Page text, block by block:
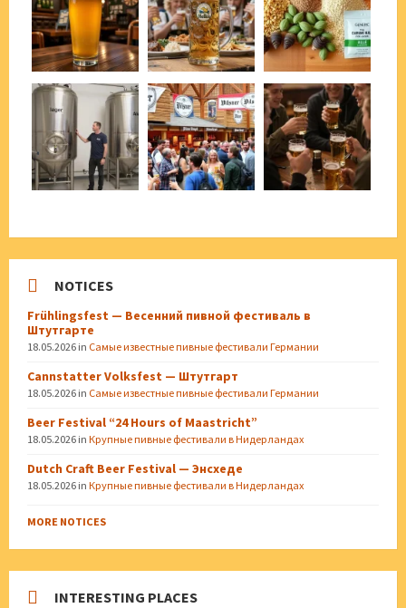
NOTICES
Frühlingsfest — Весенний пивной фестиваль в
Штутгарте
18.05.2026 in Самые известные пивные фестивали Германии
Cannstatter Volksfest — Штутгарт
18.05.2026 in Самые известные пивные фестивали Германии
Beer Festival “24 Hours of Maastricht”
18.05.2026 in Крупные пивные фестивали в Нидерландах
Dutch Craft Beer Festival — Энсхеде
18.05.2026 in Крупные пивные фестивали в Нидерландах
MORE NOTICES
INTERESTING PLACES